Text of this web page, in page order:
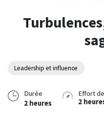
Leadership et influence
Durée
2 heures
Effort
2